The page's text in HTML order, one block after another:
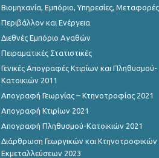
Απριλίου 2023
Μαρτίου 2023
Ιανουαρίου 2023
Δεκεμβρίου 2022
Νοεμβρίου 2022
Οκτωβρίου 2022
Βιομηχανία, Εμπόριο, Υπηρεσίες, Μεταφορές
Περιβάλλον και Ενέργεια
Διεθνές Εμπόριο Αγαθών
Πειραματικές Στατιστικές
Γενικές Απογραφές Κτιρίων και Πληθυσμού-
Κατοικιών 2011
Απογραφή Γεωργίας – Κτηνοτροφίας 2021
Απογραφή Κτιρίων 2021
Απογραφή Πληθυσμού-Κατοικιών 2021
Διάρθρωση Γεωργικών και Κτηνοτροφικών
Εκμεταλλεύσεων 2023